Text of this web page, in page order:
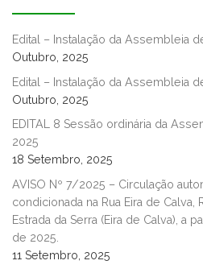
Edital – Instalação da Assembleia
Outubro, 2025
Edital – Instalação da Assembleia
Outubro, 2025
EDITAL 8 Sessão ordinária da
2025
18 Setembro, 2025
AVISO Nº 7/2025 – Circulação
condicionada na Rua Eira de Calva,
Estrada da Serra (Eira de Calva), a
de 2025.
11 Setembro, 2025